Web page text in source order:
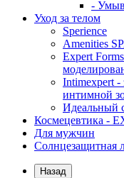
-
Уход за телом
Sperience
Amenities
Expert
Intimexpert -
интимной
Идеальный
Космецевтика -
Для мужчин
Солнцезащитная
Назад